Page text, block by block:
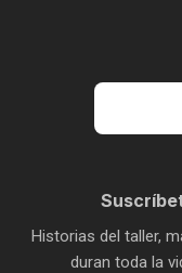
Historias del taller,
duran toda la